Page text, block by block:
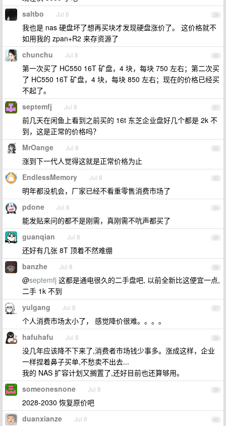
29
saltbo Jul 8
我也是 nas 硬盘坏了想再买块才发现硬盘涨价了。 这价格就不
如用我的 zpan+R2 来存资源了
30
chunchu Jul 8
第一次买了 HC550 16T 矿盘，4 块，每块 750 左右；第二次买
了 HC550 16T 矿盘，4 块，每块 850 左右；现在的价格已经买
不起了。
31
septemfj Jul 8
前几天在闲鱼上看到之前买的 16t 东芝企业盘好几个都是 2k 不
到，这是正常的价格吗？
32
MrOange Jul 8
涨到下一代人觉得这就是正常价格为止
33
EndlessMemory Jul 8
明年都没机会，厂家已经不看重零售消费市场了
34
pdone Jul 8
能发贴来问的都不是刚需，真刚需不吭声都买了
35
guanqian Jul 8
还好有几张 8T 顶着不然难绷
36
banzhe Jul 8
@septemfj 这都是通电很久的二手盘吧, 以前全新比这便宜一点,
二手 1k 不到
37
yulgang Jul 8
个人消费市场太小了， 感觉降价很难。。。。
38
hafuhafu Jul 8
没几年应该降不下来了,消费者市场钱少事多。涨成这样，企业
一样捏着鼻子买单,不愁卖不出去...
我的 NAS 扩容计划又搁置了,还好目前也还算够用。
39
someonesnone Jul 8
2028-2030 恢复原价吧
40
duanxianze Jul 8